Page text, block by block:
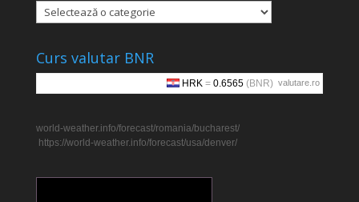
Categorii
Curs valutar BNR
valutare.ro
world-weather.info/forecast/romania/bucharest/
https://world-weather.info/forecast/usa/denver/